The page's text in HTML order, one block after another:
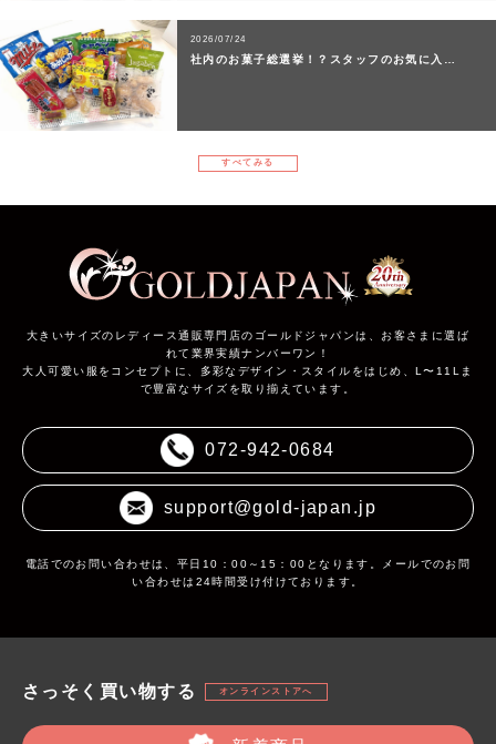
2026/07/24
社内のお菓子総選挙！？スタッフのお気に入…
すべてみる
大きいサイズのレディース通販専門店のゴールドジャパンは、お客さまに選ば
れて業界実績ナンバーワン！
大人可愛い服をコンセプトに、多彩なデザイン・スタイルをはじめ、L〜11Lま
で豊富なサイズを取り揃えています。
072-942-0684
support@gold-japan.jp
電話でのお問い合わせは、平日10：00～15：00となります。メールでのお問
い合わせは24時間受け付けております。
さっそく買い物する オンラインストアへ